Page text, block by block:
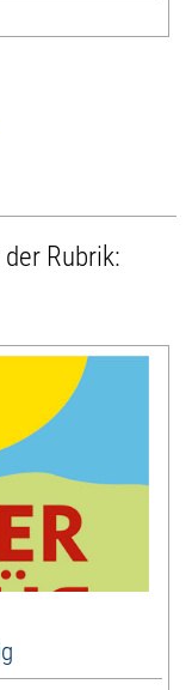
Rubrik: